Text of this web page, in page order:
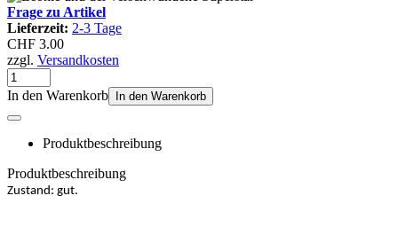
Frage zu Artikel
Lieferzeit: 2-3 Tage
CHF 3.00
zzgl. Versandkosten
In den Warenkorb In den Warenkorb
Produktbeschreibung
Produktbeschreibung
Zustand: gut.